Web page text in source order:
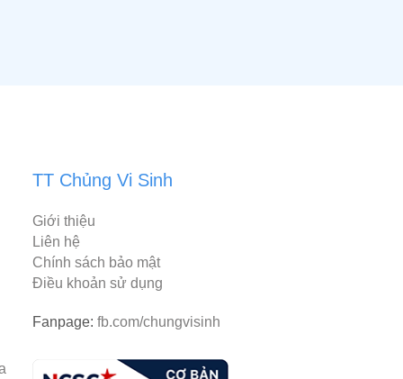
TT Chủng Vi Sinh
Giới thiệu
Liên hệ
Chính sách bảo mật
Điều khoản sử dụng
Fanpage:fb.com/chungvisinh